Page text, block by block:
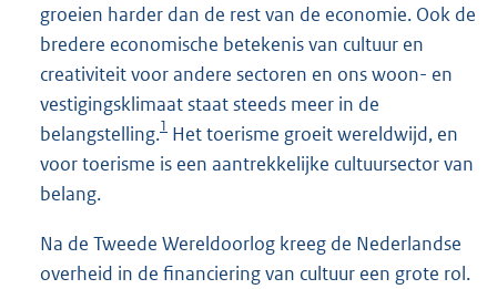
groeien harder dan de rest van de economie. Ook de
bredere economische betekenis van cultuur en
creativiteit voor andere sectoren en ons woon- en
vestigingsklimaat staat steeds meer in de
belangstelling.1 Het toerisme groeit wereldwijd, en
voor toerisme is een aantrekkelijke cultuursector van
belang.
Na de Tweede Wereldoorlog kreeg de Nederlandse
overheid in de financiering van cultuur een grote rol.